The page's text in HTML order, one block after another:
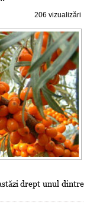
206 vizualizări
drept unul dintre